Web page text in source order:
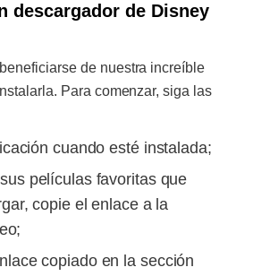
descargador de Disney
de nuestra increíble
Para comenzar, siga las
cuando esté instalada;
películas favoritas que
copie el enlace a la
copiado en la sección